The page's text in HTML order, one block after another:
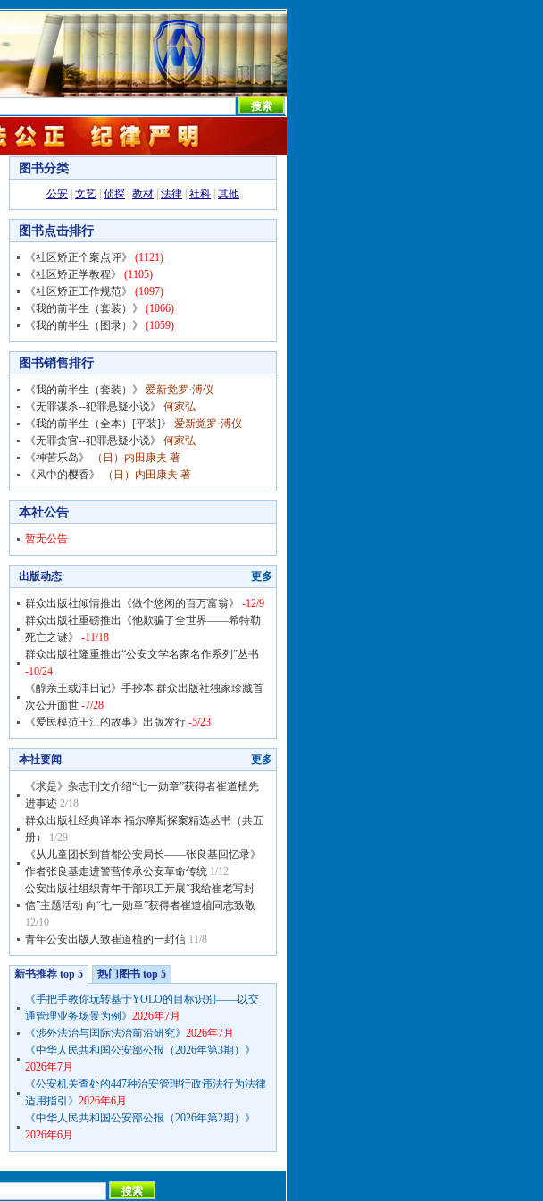
图书分类
公安 文艺 侦探 教材 法律 社科 其他
图书点击排行
《社区矫正个案点评》
(1121)
《社区矫正学教程》
(1105)
《社区矫正工作规范》
(1097)
《我的前半生（套装）》
(1066)
《我的前半生（图录）》
(1059)
图书销售排行
《我的前半生（套装）》
爱新觉罗·溥仪
《无罪谋杀--犯罪悬疑小说》
何家弘
《我的前半生（全本）[平装]》
爱新觉罗·溥仪
《无罪贪官--犯罪悬疑小说》
何家弘
《神苦乐岛》
（日）内田康夫 著
《风中的樱香》
（日）内田康夫 著
本社公告
暂无公告
出版动态 更多
群众出版社倾情推出《做个悠闲的百万富翁》
-12/9
群众出版社重磅推出《他欺骗了全世界——希特勒
死亡之谜》
-11/18
群众出版社隆重推出“公安文学名家名作系列”丛书
-10/24
《醇亲王载沣日记》手抄本 群众出版社独家珍藏首
次公开面世 -7/28
《爱民模范王江的故事》出版发行 -5/23
本社要闻 更多
《求是》杂志刊文介绍“七一勋章”获得者崔道植先
进事迹 2/18
群众出版社经典译本 福尔摩斯探案精选丛书（共五
册）
1/29
《从儿童团长到首都公安局长——张良基回忆录》
作者张良基走进警营传承公安革命传统 1/12
公安出版社组织青年干部职工开展“我给崔老写封
信”主题活动 向“七一勋章”获得者崔道植同志致敬
12/10
青年公安出版人致崔道植的一封信 11/8
新书推荐 top 5
热门图书 top 5
《手把手教你玩转基于YOLO的目标识别——以交
通管理业务场景为例》 2026年7月
《涉外法治与国际法治前沿研究》 2026年7月
《中华人民共和国公安部公报（2026年第3期）》
2026年7月
《公安机关查处的447种治安管理行政违法行为法律
适用指引》 2026年6月
《中华人民共和国公安部公报（2026年第2期）》
2026年6月